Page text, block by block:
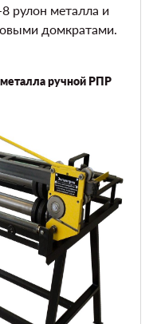
рулон металла и
домкратами.
ручной РПР